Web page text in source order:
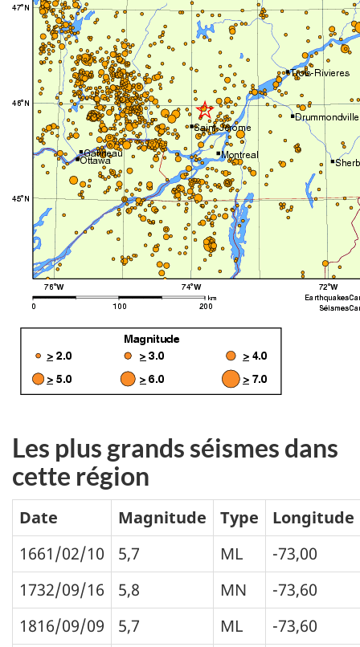
Les plus grands séismes dans
cette région
Date Magnitude Type
Longitude
1661/02/10
5,7 ML
-73,00
1732/09/16
5,8 MN
-73,60
1816/09/09
5,7 ML
-73,60